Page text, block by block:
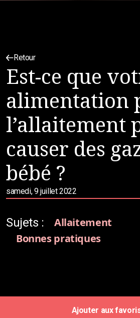
Retour
Est-ce que
alimentation
l’allaitement
causer des
bébé ?
samedi, 9 juillet 2022
Sujets :
Allaitement
Bonnes pratiques
Ajouter aux